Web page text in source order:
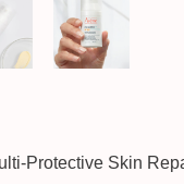
Protective Skin